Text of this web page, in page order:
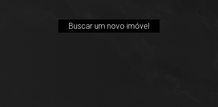
Buscar um novo imóvel